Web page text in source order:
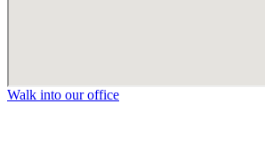
Walk into our office